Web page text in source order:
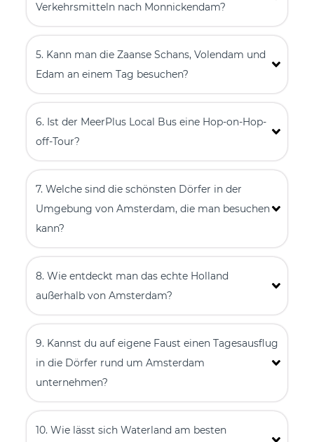
Verkehrsmitteln nach Monnickendam?
5. Kann man die Zaanse Schans, Volendam und
Edam an einem Tag besuchen?
6. Ist der MeerPlus Local Bus eine Hop-on-Hop-
off-Tour?
7. Welche sind die schönsten Dörfer in der
Umgebung von Amsterdam, die man besuchen
kann?
8. Wie entdeckt man das echte Holland
außerhalb von Amsterdam?
9. Kannst du auf eigene Faust einen Tagesausflug
in die Dörfer rund um Amsterdam
unternehmen?
10. Wie lässt sich Waterland am besten